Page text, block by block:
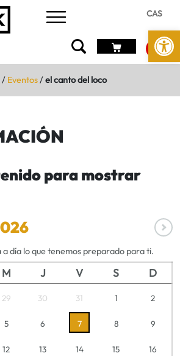
Abrir
CAS
/ Eventos/el canto del loco
para mostrar
a día lo que tenemos preparado para ti.
M J V S D
29 30 31 1 2
5 6 7 8 9
12 13 14 15 16